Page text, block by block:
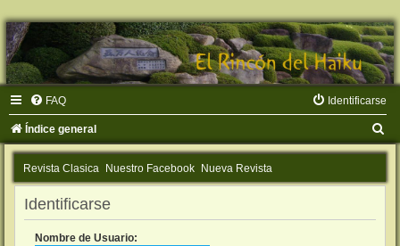
FAQ Identificarse
Índice general
u
Revista Clasica Nuestro Facebook Nueva Revista
Identificarse
Nombre de Usuario: